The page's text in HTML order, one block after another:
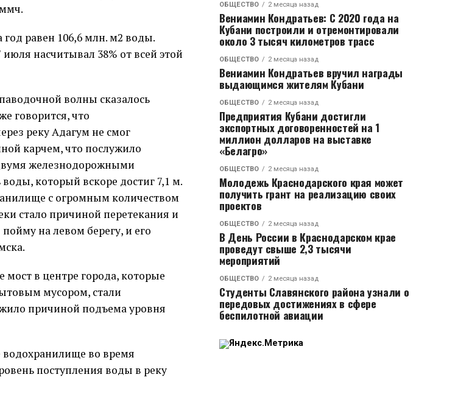
равен 106,6 млн. м2 воды.
насчитывал 38% от всей этой
волны сказалось
говорится, что
реку Адагум не смог
карчем, что послужило
железнодорожными
который вскоре достиг 7,1 м.
с огромным количеством
стало причиной перетекания и
на левом берегу, и его
в центре города, которые
мусором, стали
причиной подъема уровня
водохранилище во время
поступления воды в реку
ОБЩЕСТВО 2 месяца назад
Вениамин Кондратьев: С 2020 года на
Кубани построили и отремонтировали
около 3 тысяч километров трасс
ОБЩЕСТВО 2 месяца назад
Вениамин Кондратьев вручил награды
выдающимся жителям Кубани
ОБЩЕСТВО 2 месяца назад
Предприятия Кубани достигли
экспортных договоренностей на 1
миллион долларов на выставке
«Белагро»
ОБЩЕСТВО 2 месяца назад
Молодежь Краснодарского края может
получить грант на реализацию своих
проектов
ОБЩЕСТВО 2 месяца назад
В День России в Краснодарском крае
проведут свыше 2,3 тысячи
мероприятий
ОБЩЕСТВО 2 месяца назад
Студенты Славянского района узнали о
передовых достижениях в сфере
беспилотной авиации